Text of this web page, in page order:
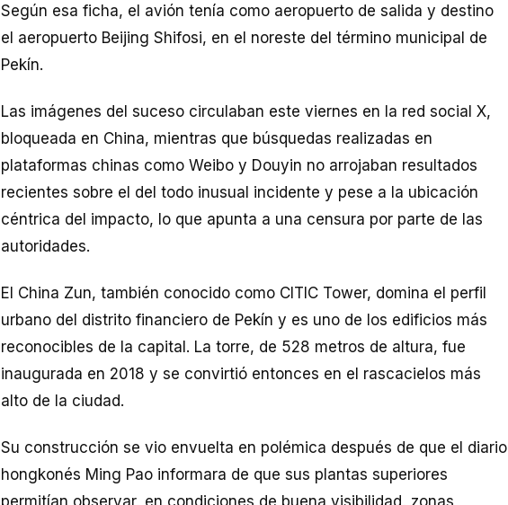
Según esa ficha, el avión tenía como aeropuerto de salida y destino
el aeropuerto Beijing Shifosi, en el noreste del término municipal de
Pekín.
Las imágenes del suceso circulaban este viernes en la red social X,
bloqueada en China, mientras que búsquedas realizadas en
plataformas chinas como Weibo y Douyin no arrojaban resultados
recientes sobre el del todo inusual incidente y pese a la ubicación
céntrica del impacto, lo que apunta a una censura por parte de las
autoridades.
El China Zun, también conocido como CITIC Tower, domina el perfil
urbano del distrito financiero de Pekín y es uno de los edificios más
reconocibles de la capital. La torre, de 528 metros de altura, fue
inaugurada en 2018 y se convirtió entonces en el rascacielos más
alto de la ciudad.
Su construcción se vio envuelta en polémica después de que el diario
hongkonés Ming Pao informara de que sus plantas superiores